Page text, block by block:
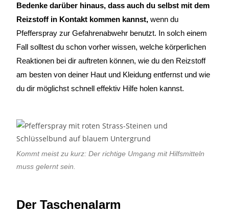
Bedenke darüber hinaus, dass auch du selbst mit dem
Reizstoff in Kontakt kommen kannst, wenn du
Pfefferspray zur Gefahrenabwehr benutzt. In solch einem
Fall solltest du schon vorher wissen, welche körperlichen
Reaktionen bei dir auftreten können, wie du den Reizstoff
am besten von deiner Haut und Kleidung entfernst und wie
du dir möglichst schnell effektiv Hilfe holen kannst.
Kommt meist zu kurz: Der richtige Umgang mit Hilfsmitteln
muss gelernt sein.
Der Taschenalarm